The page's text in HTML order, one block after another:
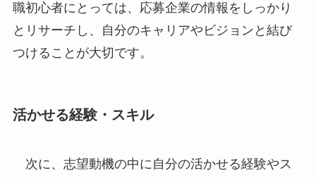
職初心者にとっては、応募企業の情報をしっかり
とリサーチし、自分のキャリアやビジョンと結び
つけることが大切です。
活かせる経験・スキル
次に、志望動機の中に自分の活かせる経験やス